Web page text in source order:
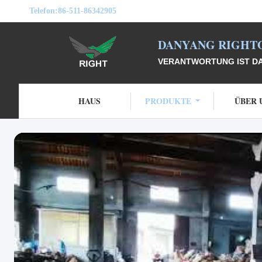
Telefon:86-511-86342905
DANYANG
VERANTWORTUNG IST
HAUS PRODUKTE ÜBER